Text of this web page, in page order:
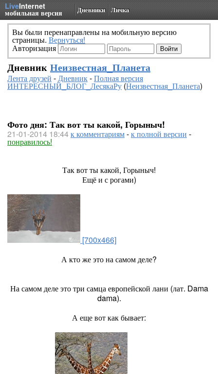
LiveInternet
мобильная версия Дневники Личка
Вы были перенаправлены на мобильную версию
страницы. Вернуться!
Авторизация
Дневник Неизвестная_Планета
Лента друзей -Дневник-Полная версия
ИНТЕРЕСНЫЙ_БЛОГ_ЛесякаРу(Неизвестная_Планета)
Фото дня: Так вот ты какой, Горыныч!
21-01-2014 18:44к комментариям-к полной версии -
понравилось!
Так вот ты какой, Горыныч!
Ещё и с рогами)
[700x466]
А кто же это на самом деле?
На самом деле это три самца европейской лани (лат. Dama
dama).
А еще вот как бывает: